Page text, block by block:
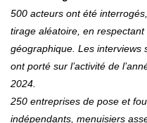
500 acteurs ont été
tirage aléatoire, en
géographique. Les interviews
ont porté sur l’activité de
2024.
250 entreprises de pose et
indépendants, menuisiers